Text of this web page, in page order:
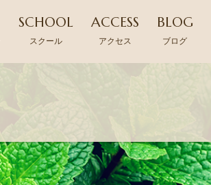
SCHOOL
スクール
ACCESS
アクセス
BLOG
ブログ